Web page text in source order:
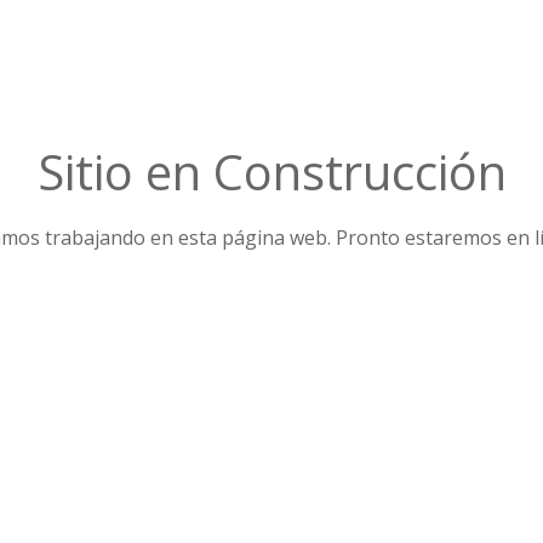
Sitio en Construcción
trabajando en esta página web. Pronto estaremos en